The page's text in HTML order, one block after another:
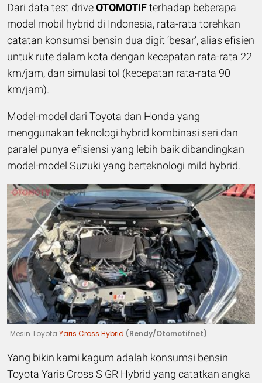
Dari data test driveOTOMOTIFterhadap beberapa
model mobil hybrid di Indonesia, rata-rata torehkan
catatan konsumsi bensin dua digit ‘besar’, alias efisien
untuk rute dalam kota dengan kecepatan rata-rata 22
km/jam, dan simulasi tol (kecepatan rata-rata 90
km/jam).
Model-model dari Toyota dan Honda yang
menggunakan teknologi hybrid kombinasi seri dan
paralel punya efisiensi yang lebih baik dibandingkan
model-model Suzuki yang berteknologi mild hybrid.
Mesin Toyota Yaris Cross Hybrid (Rendy/Otomotifnet)
Yang bikin kami kagum adalah konsumsi bensin
Toyota Yaris Cross S GR Hybrid yang catatkan angka